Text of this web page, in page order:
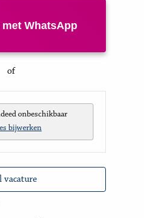
WhatsApp
of
onbeschikbaar
bijwerken
vacature